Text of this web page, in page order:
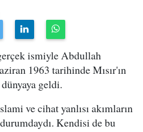
ismiyle Abdullah
1963 tarihinde Mısır'ın
geldi.
ve cihat yanlısı akımların
Kendisi de bu